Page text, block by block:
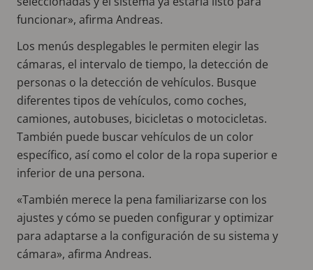
funcionar», afirma Andreas.
Los menús desplegables le permiten elegir las
cámaras, el intervalo de tiempo, la detección de
personas o la detección de vehículos. Busque
diferentes tipos de vehículos, como coches,
camiones, autobuses, bicicletas o motocicletas.
También puede buscar vehículos de un color
específico, así como el color de la ropa superior e
inferior de una persona.
«También merece la pena familiarizarse con los
ajustes y cómo se pueden configurar y optimizar
para adaptarse a la configuración de su sistema y
cámara», afirma Andreas.